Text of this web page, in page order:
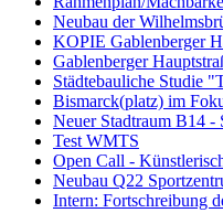
Neubau der
KOPIE Gablenberger
Gablenberger
Städtebauliche Studie
Bismarck(platz) im
Neuer Stadtraum B14 -
Test WMTS
Open Call -
Neubau Q22
Intern: Fortschreibung